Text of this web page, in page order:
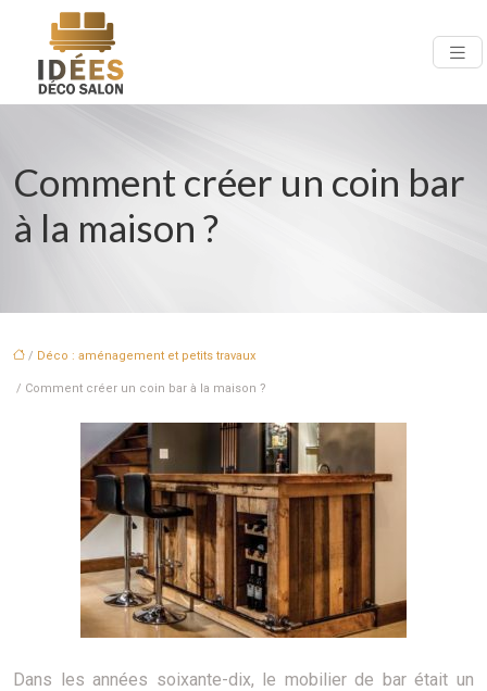
Comment créer un coin bar
à la maison ?
/ Déco : aménagement et petits travaux
/ Comment créer un coin bar à la maison ?
Dans les années soixante-dix, le mobilier de bar était un